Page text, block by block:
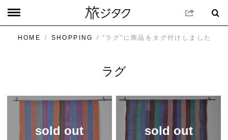
HOME / SHOPPING / “ラグ”に商品をタグ付けしました
ラグ
sold out sold out